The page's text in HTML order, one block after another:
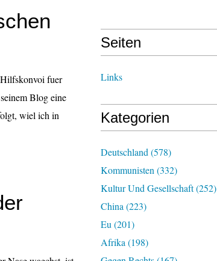
fuer
Blog eine
wiel ich in
Seiten
Links
Kategorien
Deutschland (578)
Kommunisten (332)
Kultur Und Gesellschaft(252)
China (223)
Eu (201)
Afrika (198)